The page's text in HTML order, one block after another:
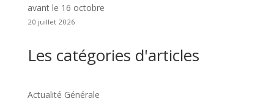
avant le 16 octobre
20 juillet 2026
Les catégories d'articles
Actualité Générale